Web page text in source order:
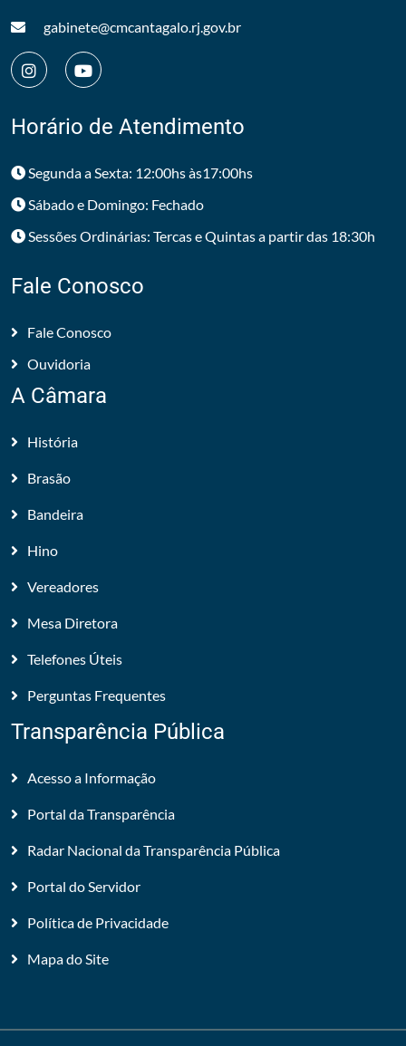
gabinete@cmcantagalo.rj.gov.br
Horário de Atendimento
Segunda a Sexta: 12:00hs às17:00hs
Sábado e Domingo: Fechado
Sessões Ordinárias: Tercas e Quintas a partir das 18:30h
Fale Conosco
Fale Conosco
Ouvidoria
A Câmara
História
Brasão
Bandeira
Hino
Vereadores
Mesa Diretora
Telefones Úteis
Perguntas Frequentes
Transparência Pública
Acesso a Informação
Portal da Transparência
Radar Nacional da Transparência Pública
Portal do Servidor
Política de Privacidade
Mapa do Site